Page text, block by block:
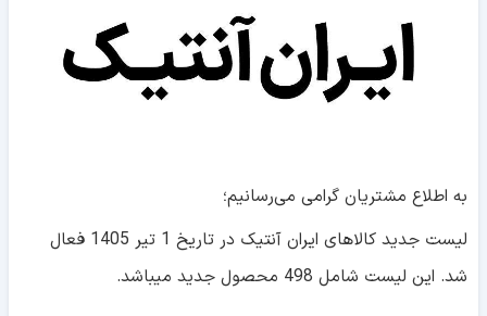
به اطلاع مشتریان گرامی می‌رسانیم؛
لیست جدید کالاهای ایران آنتیک در تاریخ 1 تیر 1405 فعال
شد. این لیست شامل 498 محصول جدید میباشد.